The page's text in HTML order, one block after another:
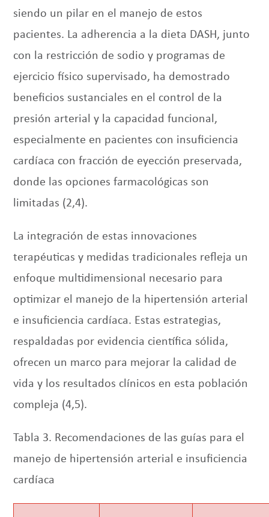
siendo un pilar en el manejo de estos
pacientes. La adherencia a la dieta DASH, junto
con la restricción de sodio y programas de
ejercicio físico supervisado, ha demostrado
beneficios sustanciales en el control de la
presión arterial y la capacidad funcional,
especialmente en pacientes con insuficiencia
cardíaca con fracción de eyección preservada,
donde las opciones farmacológicas son
limitadas (2,4).
La integración de estas innovaciones
terapéuticas y medidas tradicionales refleja un
enfoque multidimensional necesario para
optimizar el manejo de la hipertensión arterial
e insuficiencia cardíaca. Estas estrategias,
respaldadas por evidencia científica sólida,
ofrecen un marco para mejorar la calidad de
vida y los resultados clínicos en esta población
compleja (4,5).
Tabla 3. Recomendaciones de las guías para el
manejo de hipertensión arterial e insuficiencia
cardíaca